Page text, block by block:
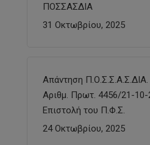
ΠΟΣΣΑΣΔΙΑ
31 Οκτωβρίου, 2025
Απάντηση Π.Ο.Σ.Σ.Α.Σ.ΔΙΑ.
Αριθμ. Πρωτ. 4456/21-10-
Επιστολή του Π.Φ.Σ.
24 Οκτωβρίου, 2025